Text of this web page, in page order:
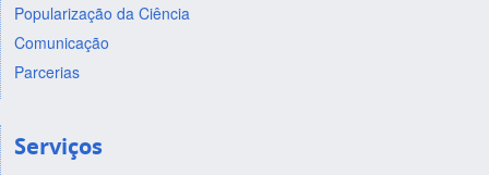
Popularização da Ciência
Comunicação
Parcerias
Serviços